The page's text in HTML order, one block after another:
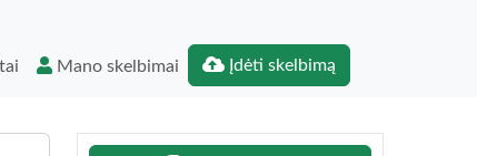
Mano skelbimai Įdėti skelbimą